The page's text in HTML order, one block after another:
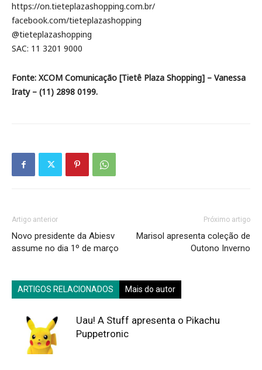
https://on.tieteplazashopping.com.br/
facebook.com/tieteplazashopping
@tieteplazashopping
SAC: 11 3201 9000
Fonte: XCOM Comunicação [Tietê Plaza Shopping] – Vanessa
Iraty – (11) 2898 0199.
Artigo anterior
Novo presidente da Abiesv
assume no dia 1º de março
Próximo artigo
Marisol apresenta coleção de
Outono Inverno
ARTIGOS RELACIONADOS Mais do autor
Uau! A Stuff apresenta o Pikachu
Puppetronic